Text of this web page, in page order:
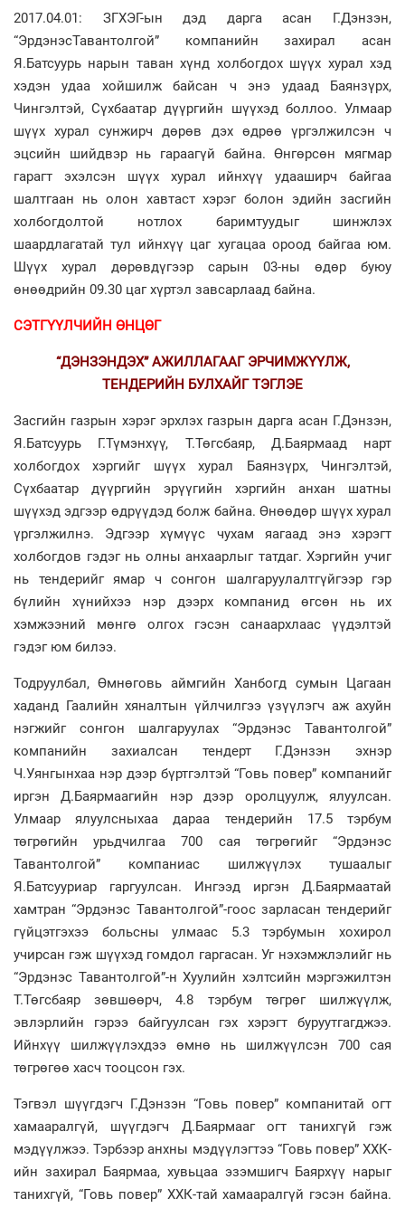
2017.04.01: ЗГХЭГ-ын дэд дарга асан Г.Дэнзэн,
“ЭрдэнэсТавантолгой” компанийн захирал асан
Я.Батсуурь нарын таван хүнд холбогдох шүүх хурал хэд
хэдэн удаа хойшилж байсан ч энэ удаад Баянзүрх,
Чингэлтэй, Сүхбаатар дүүргийн шүүхэд боллоо. Улмаар
шүүх хурал сунжирч дөрөв дэх өдрөө үргэлжилсэн ч
эцсийн шийдвэр нь гараагүй байна. Өнгөрсөн мягмар
гарагт эхэлсэн шүүх хурал ийнхүү удааширч байгаа
шалтгаан нь олон хавтаст хэрэг болон эдийн засгийн
холбогдолтой нотлох баримтуудыг шинжлэх
шаардлагатай тул ийнхүү цаг хугацаа ороод байгаа юм.
Шүүх хурал дөрөвдүгээр сарын 03-ны өдөр буюу
өнөөдрийн 09.30 цаг хүртэл завсарлаад байна.
СЭТГҮҮЛЧИЙН ӨНЦӨГ
“ДЭНЗЭНДЭХ” АЖИЛЛАГААГ ЭРЧИМЖҮҮЛЖ,
ТЕНДЕРИЙН БУЛХАЙГ ТЭГЛЭЕ
Засгийн газрын хэрэг эрхлэх газрын дарга асан Г.Дэнзэн,
Я.Батсуурь Г.Түмэнхүү, Т.Төгсбаяр, Д.Баярмаад нарт
холбогдох хэргийг шүүх хурал Баянзүрх, Чингэлтэй,
Сүхбаатар дүүргийн эрүүгийн хэргийн анхан шатны
шүүхэд эдгээр өдрүүдэд болж байна. Өнөөдөр шүүх хурал
үргэлжилнэ. Эдгээр хүмүүс чухам яагаад энэ хэрэгт
холбогдов гэдэг нь олны анхаарлыг татдаг. Хэргийн учиг
нь тендерийг ямар ч сонгон шалгаруулалтгүйгээр гэр
бүлийн хүнийхээ нэр дээрх компанид өгсөн нь их
хэмжээний мөнгө олгох гэсэн санаархлаас үүдэлтэй
гэдэг юм билээ.
Тодруулбал, Өмнөговь аймгийн Ханбогд сумын Цагаан
хаданд Гаалийн хяналтын үйлчилгээ үзүүлэгч аж ахуйн
нэгжийг сонгон шалгаруулах “Эрдэнэс Тавантолгой”
компанийн захиалсан тендерт Г.Дэнзэн эхнэр
Ч.Уянгынхаа нэр дээр бүртгэлтэй “Говь повер” компанийг
иргэн Д.Баярмаагийн нэр дээр оролцуулж, ялуулсан.
Улмаар ялуулсныхаа дараа тендерийн 17.5 тэрбум
төгрөгийн урьдчилгаа 700 сая төгрөгийг “Эрдэнэс
Тавантолгой” компаниас шилжүүлэх тушаалыг
Я.Батсууриар гаргуулсан. Ингээд иргэн Д.Баярмаатай
хамтран “Эрдэнэс Тавантолгой”-гоос зарласан тендерийг
гүйцэтгэхээ больсны улмаас 5.3 тэрбумын хохирол
учирсан гэж шүүхэд гомдол гаргасан. Уг нэхэмжлэлийг нь
“Эрдэнэс Тавантолгой”-н Хуулийн хэлтсийн мэргэжилтэн
Т.Төгсбаяр зөвшөөрч, 4.8 тэрбум төгрөг шилжүүлж,
эвлэрлийн гэрээ байгуулсан гэх хэрэгт буруутгагджээ.
Ийнхүү шилжүүлэхдээ өмнө нь шилжүүлсэн 700 сая
төгрөгөө хасч тооцсон гэх.
Тэгвэл шүүгдэгч Г.Дэнзэн “Говь повер” компанитай огт
хамааралгүй, шүүгдэгч Д.Баярмааг огт танихгүй гэж
мэдүүлжээ. Тэрбээр анхны мэдүүлэгтээ “Говь повер” ХХК-
ийн захирал Баярмаа, хувьцаа эзэмшигч Баярхүү нарыг
танихгүй, “Говь повер” ХХК-тай хамааралгүй гэсэн байна.